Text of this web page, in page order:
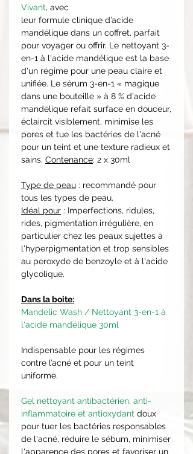
Vivant, avec
leur formule clinique d’acide
mandélique dans un coffret, parfait
pour voyager ou offrir. Le nettoyant 3-
en-1 à l'acide mandélique est la base
d'un régime pour une peau claire et
unifiée. Le sérum 3-en-1 « magique
dans une bouteille » à 8 % d'acide
mandélique refait surface en douceur,
éclaircit visiblement, minimise les
pores et tue les bactéries de l'acné
pour un teint et une texture radieux et
sains. Contenance: 2 x 30ml
Type de peau : recommandé pour
tous les types de peau.
Idéal pour : Imperfections, ridules,
rides, pigmentation irrégulière, en
particulier chez les peaux sujettes à
l'hyperpigmentation et trop sensibles
au peroxyde de benzoyle et à l'acide
glycolique.
Dans la boite:
Mandelic Wash / Nettoyant 3-en-1 à
l'acide mandélique 30ml
Indispensable pour les régimes
contre l’acné et pour un teint
uniforme.
Gel nettoyant antibactérien, anti-
inflammatoire et antioxydant doux
pour tuer les bactéries responsables
de l'acné, réduire le sébum, minimiser
l'apparence des pores et favoriser un